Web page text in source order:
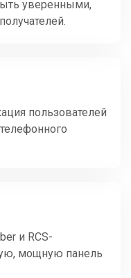
уверенными,
пользователей
и RCS-
мощную панель